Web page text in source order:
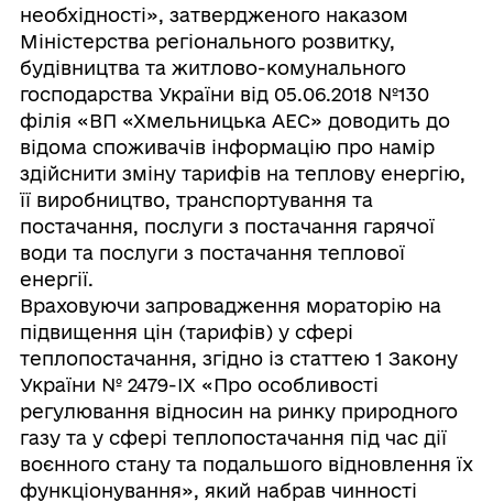
необхідності», затвердженого наказом
Міністерства регіонального розвитку,
будівництва та житлово-комунального
господарства України від 05.06.2018 №130
філія «ВП «Хмельницька АЕС» доводить до
відома споживачів інформацію про намір
здійснити зміну тарифів на теплову енергію,
її виробництво, транспортування та
постачання, послуги з постачання гарячої
води та послуги з постачання теплової
енергії.
Враховуючи запровадження мораторію на
підвищення цін (тарифів) у сфері
теплопостачання, згідно із статтею 1 Закону
України № 2479-ІХ «Про особливості
регулювання відносин на ринку природного
газу та у сфері теплопостачання під час дії
воєнного стану та подальшого відновлення їх
функціонування», який набрав чинності